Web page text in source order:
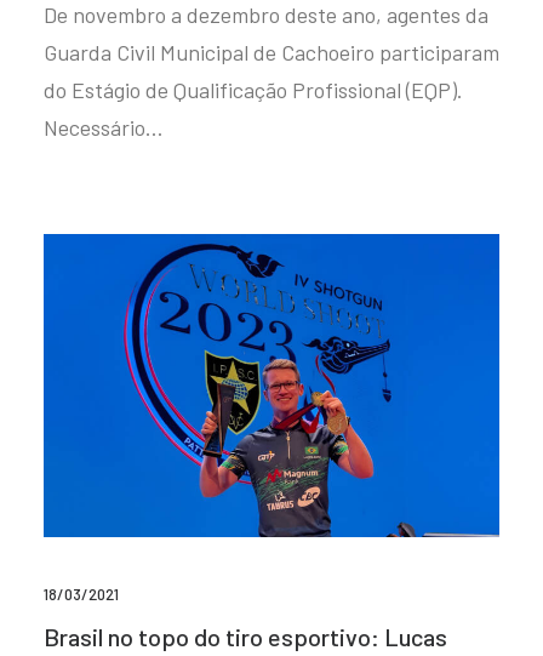
De novembro a dezembro deste ano, agentes da
Guarda Civil Municipal de Cachoeiro participaram
do Estágio de Qualificação Profissional (EQP).
Necessário…
18/03/2021
Brasil no topo do tiro esportivo: Lucas